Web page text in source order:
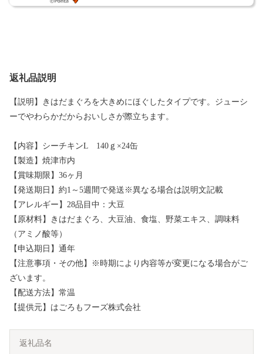
返礼品説明
【説明】きはだまぐろを大きめにほぐしたタイプです。ジューシ
ーでやわらかだからおいしさが際立ちます。
【内容】シーチキンL 140ｇ×24缶
【製造】焼津市内
【賞味期限】36ヶ月
【発送期日】約1～5週間で発送※異なる場合は説明文記載
【アレルギー】28品目中：大豆
【原材料】きはだまぐろ、大豆油、食塩、野菜エキス、調味料
（アミノ酸等）
【申込期日】通年
【注意事項・その他】※時期により内容等が変更になる場合がご
ざいます。
【配送方法】常温
【提供元】はごろもフーズ株式会社
返礼品名